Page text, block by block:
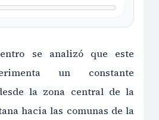
se analizó que este
un constante
la zona central de la
hacia las comunas de la